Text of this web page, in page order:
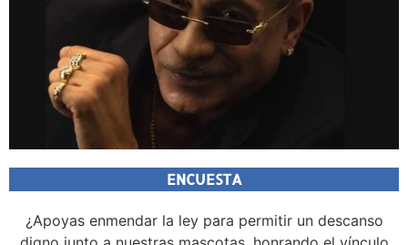
ENCUESTA
¿Apoyas enmendar la ley para permitir un descanso